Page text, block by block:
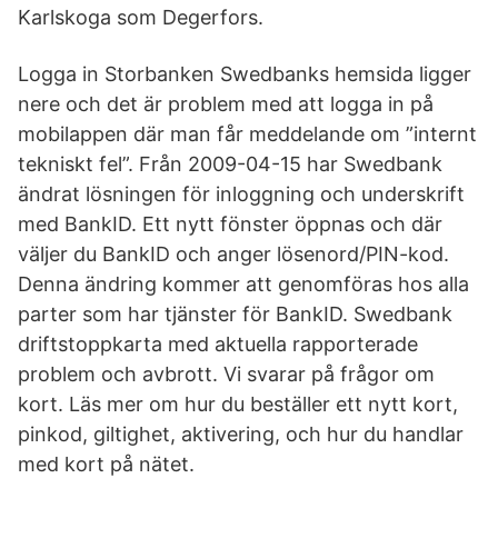
Karlskoga som Degerfors.
Logga in Storbanken Swedbanks hemsida ligger
nere och det är problem med att logga in på
mobilappen där man får meddelande om ”internt
tekniskt fel”. Från 2009-04-15 har Swedbank
ändrat lösningen för inloggning och underskrift
med BankID. Ett nytt fönster öppnas och där
väljer du BankID och anger lösenord/PIN-kod.
Denna ändring kommer att genomföras hos alla
parter som har tjänster för BankID. Swedbank
driftstoppkarta med aktuella rapporterade
problem och avbrott. Vi svarar på frågor om
kort. Läs mer om hur du beställer ett nytt kort,
pinkod, giltighet, aktivering, och hur du handlar
med kort på nätet.